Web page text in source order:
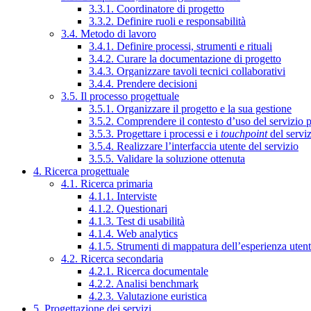
3.3.1. Coordinatore di progetto
3.3.2. Definire ruoli e responsabilità
3.4. Metodo di lavoro
3.4.1. Definire processi, strumenti e rituali
3.4.2. Curare la documentazione di progetto
3.4.3. Organizzare tavoli tecnici collaborativi
3.4.4. Prendere decisioni
3.5. Il processo progettuale
3.5.1. Organizzare il progetto e la sua gestione
3.5.2. Comprendere il contesto d’uso del servizio
3.5.3. Progettare i processi e i touchpointdel
3.5.4. Realizzare l’interfaccia utente del servizio
3.5.5. Validare la soluzione ottenuta
4. Ricerca progettuale
4.1. Ricerca primaria
4.1.1. Interviste
4.1.2. Questionari
4.1.3. Test di usabilità
4.1.4. Web analytics
4.1.5. Strumenti di mappatura dell’esperienza
4.2. Ricerca secondaria
4.2.1. Ricerca documentale
4.2.2. Analisi benchmark
4.2.3. Valutazione euristica
5. Progettazione dei servizi